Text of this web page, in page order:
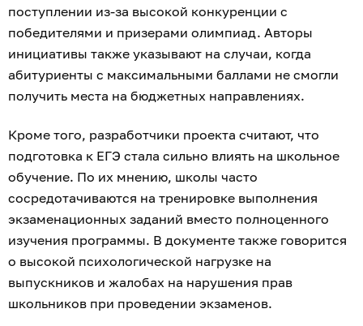
поступлении из-за высокой конкуренции с
победителями и призерами олимпиад. Авторы
инициативы также указывают на случаи, когда
абитуриенты с максимальными баллами не смогли
получить места на бюджетных направлениях.
Кроме того, разработчики проекта считают, что
подготовка к ЕГЭ стала сильно влиять на школьное
обучение. По их мнению, школы часто
сосредотачиваются на тренировке выполнения
экзаменационных заданий вместо полноценного
изучения программы. В документе также говорится
о высокой психологической нагрузке на
выпускников и жалобах на нарушения прав
школьников при проведении экзаменов.